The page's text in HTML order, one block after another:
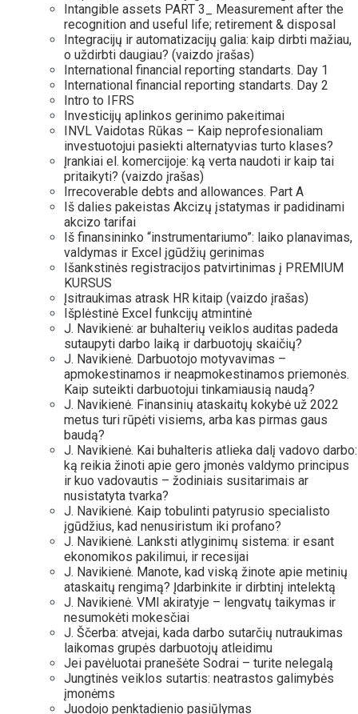
Intangible assets PART 3_ Measurement after the
recognition and useful life; retirement & disposal
Integracijų ir automatizacijų galia: kaip dirbti mažiau,
o uždirbti daugiau? (vaizdo įrašas)
International financial reporting standarts. Day 1
International financial reporting standarts. Day 2
Intro to IFRS
Investicijų aplinkos gerinimo pakeitimai
INVL Vaidotas Rūkas – Kaip neprofesionaliam
investuotojui pasiekti alternatyvias turto klases?
Įrankiai el. komercijoje: ką verta naudoti ir kaip tai
pritaikyti? (vaizdo įrašas)
Irrecoverable debts and allowances. Part A
Iš dalies pakeistas Akcizų įstatymas ir padidinami
akcizo tarifai
Iš finansininko “instrumentariumo”: laiko planavimas,
valdymas ir Excel įgūdžių gerinimas
Išankstinės registracijos patvirtinimas į PREMIUM
KURSUS
Įsitraukimas atrask HR kitaip (vaizdo įrašas)
Išplėstinė Excel funkcijų atmintinė
J. Navikienė: ar buhalterių veiklos auditas padeda
sutaupyti darbo laiką ir darbuotojų skaičių?
J. Navikienė. Darbuotojo motyvavimas –
apmokestinamos ir neapmokestinamos priemonės.
Kaip suteikti darbuotojui tinkamiausią naudą?
J. Navikienė. Finansinių ataskaitų kokybė už 2022
metus turi rūpėti visiems, arba kas pirmas gaus
baudą?
J. Navikienė. Kai buhalteris atlieka dalį vadovo darbo:
ką reikia žinoti apie gero įmonės valdymo principus
ir kuo vadovautis – žodiniais susitarimais ar
nusistatyta tvarka?
J. Navikienė. Kaip tobulinti patyrusio specialisto
įgūdžius, kad nenusiristum iki profano?
J. Navikienė. Lanksti atlyginimų sistema: ir esant
ekonomikos pakilimui, ir recesijai
J. Navikienė. Manote, kad viską žinote apie metinių
ataskaitų rengimą? Įdarbinkite ir dirbtinį intelektą
J. Navikienė. VMI akiratyje – lengvatų taikymas ir
nesumokėti mokesčiai
J. Ščerba: atvejai, kada darbo sutarčių nutraukimas
laikomas grupės darbuotojų atleidimu
Jei pavėluotai pranešėte Sodrai – turite nelegalą
Jungtinės veiklos sutartis: neatrastos galimybės
įmonėms
Juodojo penktadienio pasiūlymas